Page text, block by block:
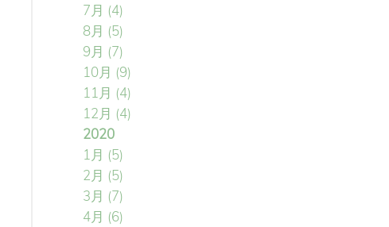
7月 (4)
8月 (5)
9月 (7)
10月 (9)
11月 (4)
12月 (4)
2020
1月 (5)
2月 (5)
3月 (7)
4月 (6)